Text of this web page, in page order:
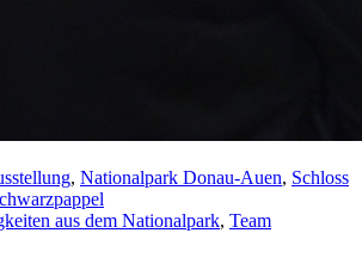
, Nationalpark Donau-Auen, Schloss
aus dem Nationalpark, Team